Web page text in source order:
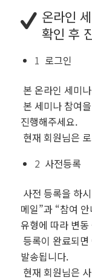
온라인
확인 후
1 로그인
본 온라인 세미
본 세미나 참여
진행해주세요.
현재 회원님은
2 사전등록
사전 등록을 하
메일”과 “참여
유형에 따라 변
등록이 완료되
발송됩니다.
현재 회원님은